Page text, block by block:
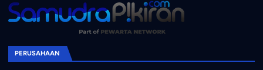
PERUSAHAAN